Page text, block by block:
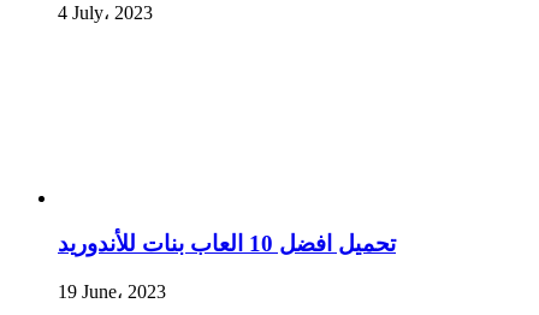
4 July، 2023
تحميل افضل 10 العاب بنات للأندوريد
19 June، 2023